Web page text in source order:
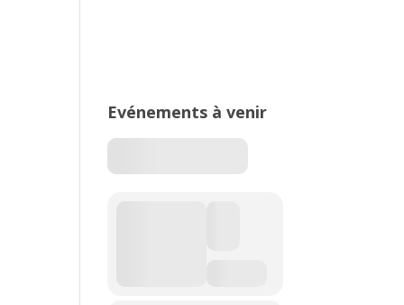
Evénements à venir